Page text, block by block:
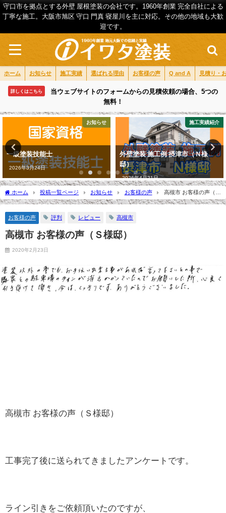
守口市を拠点とする外壁 屋根塗装の会社です。1960年創業 完全自社による
丁寧な施工。大阪市旭区 守口 門真 寝屋川を主に対応。その他の地域も大歓
迎です。
ホーム お知らせ 施工実績 選ばれる理由 お客様の声 Q and A 見積り・
詳しくはこちら
当ウェブサイトのフォームからの見積依頼の場合、5つの
無料！
お知らせ
一級塗装技能士
2026年3月24日
施工実績紹介
外壁塗装 施工例 摂津市（Ｎ様
邸）
2026年4月21日
ホーム 投稿一覧ページ お知らせ お客様の声
高槻市 お客様の声（Ｓ
様邸）
お客様の声 評判 レビュー 高槻市
高槻市 お客様の声（Ｓ様邸）
2020年2月23日
高槻市 お客様の声（Ｓ様邸）
工事完了後に送られてきましたアンケートです。
ライン引きをご依頼頂いたのですが、